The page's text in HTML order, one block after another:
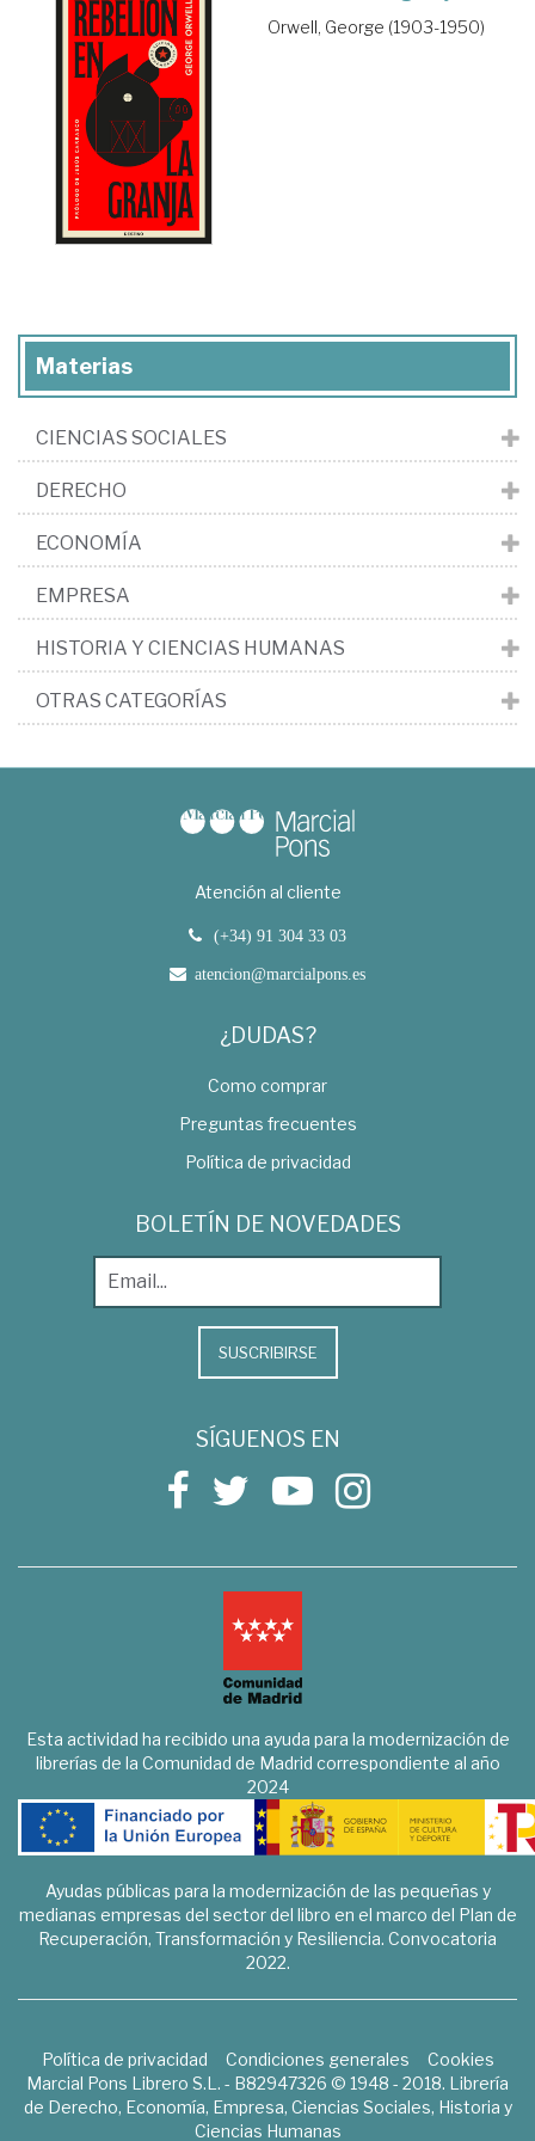
Orwell, George (1903-1950)
Materias
CIENCIAS SOCIALES
DERECHO
ECONOMÍA
EMPRESA
HISTORIA Y CIENCIAS HUMANAS
OTRAS CATEGORÍAS
Atención al cliente
(+34) 91 304 33 03
atencion@marcialpons.es
¿DUDAS?
Como comprar
Preguntas frecuentes
Política de privacidad
BOLETÍN DE NOVEDADES
SUSCRIBIRSE
SÍGUENOS EN
Esta actividad ha recibido una ayuda para la modernización de
librerías de la Comunidad de Madrid correspondiente al año
2024
Ayudas públicas para la modernización de las pequeñas y
medianas empresas del sector del libro en el marco del Plan de
Recuperación, Transformación y Resiliencia. Convocatoria
2022.
Política de privacidad Condiciones generales
Cookies
Marcial Pons Librero S.L. - B82947326 © 1948 - 2018. Librería
de Derecho, Economía, Empresa, Ciencias Sociales, Historia y
Ciencias Humanas